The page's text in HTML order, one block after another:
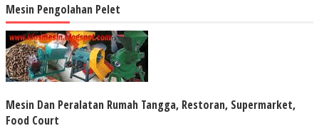
Mesin Pengolahan Pelet
Mesin Dan Peralatan Rumah Tangga, Restoran, Supermarket,
Food Court